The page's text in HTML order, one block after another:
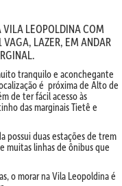
LEOPOLDINA COM
LAZER, EM ANDAR
tranquilo e aconchegante
é próxima de Alto de
de ter fácil acesso às
das marginais Tietê e
possui duas estações de trem
muitas linhas de ônibus que
o morar na Vila Leopoldina é